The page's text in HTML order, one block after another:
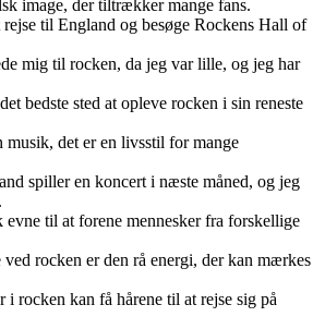
image, der tiltrækker mange fans.
rejse til England og besøge Rockens Hall of
mig til rocken, da jeg var lille, og jeg har
bedste sted at opleve rocken i sin reneste
det er en livsstil for mange
spiller en koncert i næste måned, og jeg
evne til at forene mennesker fra forskellige
ved rocken er den rå energi, der kan mærkes
i rocken kan få hårene til at rejse sig på